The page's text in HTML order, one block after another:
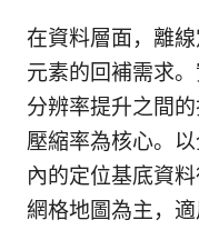
在資料層面，離
元素的回補需求
分辨率提升之間
壓縮率為核心。
內的定位基底資
網格地圖為主，